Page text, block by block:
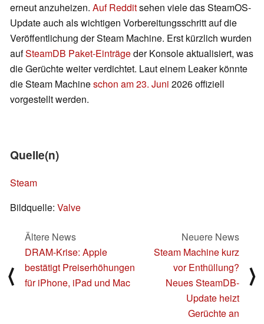
erneut anzuheizen. Auf Redditsehen viele das SteamOS-
Update auch als wichtigen Vorbereitungsschritt auf die
Veröffentlichung der Steam Machine. Erst kürzlich wurden
aufSteamDB Paket-Einträgeder Konsole aktualisiert, was
die Gerüchte weiter verdichtet. Laut einem Leaker könnte
die Steam Machineschon am 23. Juni 2026 offiziell
vorgestellt werden.
Quelle(n)
Steam
Bildquelle: Valve
⟨
Ältere News
DRAM-Krise: Apple
bestätigt Preiserhöhungen
für iPhone, iPad und Mac
Neuere News
Steam Machine kurz
vor Enthüllung?
Neues SteamDB-
Update heizt
Gerüchte an
⟩